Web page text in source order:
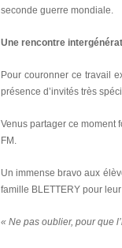
seconde guerre mondiale.
Une rencontre
Pour couronner ce travail
présence d’invités très
Venus partager ce moment
FM.
Un immense bravo aux
famille BLETTERY pour
« Ne pas oublier, pour que